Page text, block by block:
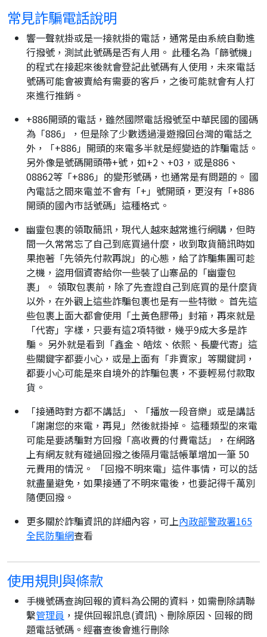
常見詐騙電話說明
響一聲就掛或是一接就掛的電話，通常是由系統自動進
行撥號，測試此號碼是否有人用。 此種名為「篩號機」
的程式在接起來後就會登記此號碼有人使用，未來電話
號碼可能會被賣給有需要的客戶，之後可能就會有人打
來進行推銷。
+886開頭的電話，雖然國際電話撥號至中華民國的國碼
為「886」，但是除了少數透過漫遊撥回台灣的電話之
外，「+886」開頭的來電多半就是經變造的詐騙電話。
另外像是號碼開頭帶+號，如+2、+03，或是886、
08862等「+886」的變形號碼，也通常是有問題的。 國
內電話之間來電並不會有「+」號開頭，更沒有「+886
開頭的國內市話號碼」這種格式。
幽靈包裹的領取簡訊，現代人越來越常進行網購，但時
間一久常常忘了自己到底買過什麼，收到取貨簡訊時如
果抱著「先領先付款再說」的心態，給了詐騙集團可趁
之機，盜用個資寄給你一些裝了山寨品的「幽靈包
裹」。 領取包裹前，除了先查證自己到底買的是什麼貨
以外，在外觀上這些詐騙包裹也是有一些特徵。 首先這
些包裹上面大都會使用「土黃色膠帶」封箱，再來就是
「代寄」字樣，只要有這2項特徵，幾乎9成大多是詐
騙。 另外就是看到「鑫金、皓炫、依熙、長慶代寄」這
些關鍵字都要小心，或是上面有「非賣家」等關鍵詞，
都要小心可能是來自境外的詐騙包裹，不要輕易付款取
貨。
「接通時對方都不講話」、「播放一段音樂」或是講話
「謝謝您的來電，再見」然後就掛掉。 這種類型的來電
可能是要誘騙對方回撥「高收費的付費電話」，在網路
上有網友就有碰過回撥之後隔月電話帳單增加一筆 50
元費用的情況。 「回撥不明來電」這件事情，可以的話
就盡量避免，如果接通了不明來電後，也要記得千萬別
隨便回撥。
更多關於詐騙資訊的詳細內容，可上內政部警政署165
全民防騙網查看
使用規則與條款
手機號碼查詢回報的資料為公開的資料，如需刪除請聯
繫管理員 ，提供回報訊息(資訊)、刪除原因、回報的問
題電話號碼。經審查後會進行刪除